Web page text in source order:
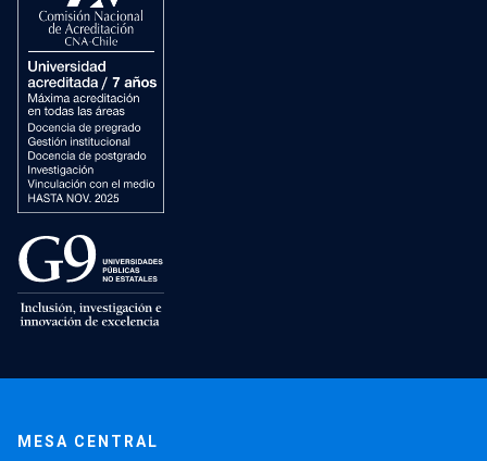
MESA CENTRAL